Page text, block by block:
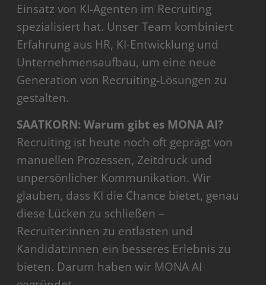
Einsatz von KI-Agenten im Recruiting
spezialisiert hat. Unser Team kombiniert
Erfahrung aus HR, KI-Entwicklung und
Unternehmensaufbau, um eine neue
Generation von Recruiting-Lösungen zu
gestalten.
SAATKORN: Warum gibt es MONA AI?
Recruiting ist heute noch oft geprägt von
manuellen Prozessen, Zeitdruck und
unpersönlicher Kommunikation. Wir
glauben, dass KI die Chance bietet, genau
diese Lücken zu schließen –
Recruiter:innen zu entlasten und
Kandidat:innen ein besseres Erlebnis zu
bieten. Darum haben wir MONA AI